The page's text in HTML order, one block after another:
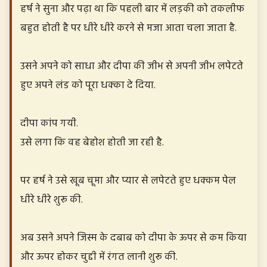
हर्ष ने सुना और पढ़ा था कि पहली बार में लड़की को तकलीफ
बहुत होती है पर धीरे धीरे करने से मजा आता चला जाता है.
उसने अपने को साधा और दीपा की जीभ से अपनी जीभ लपेटते
हुए अपने लंड को पूरा धक्का दे दिया.
दीपा कांप गयी.
उसे लगा कि वह बेहोश होती जा रही है.
पर हर्ष ने उसे खूब चूमा और प्यार से लपेटते हुए धक्कम पेल
धीरे धीरे शुरू की.
अब उसने अपने जिस्म के दबाब को दीपा के ऊपर से कम किया
और ऊपर होकर चुद्दी में रंगत लानी शुरू की.